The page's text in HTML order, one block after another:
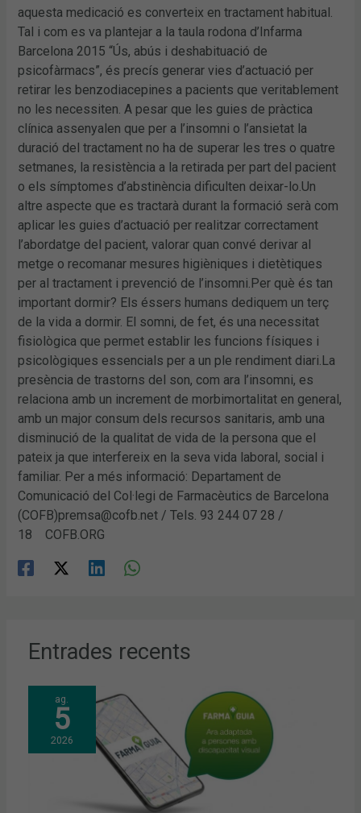
aquesta medicació es converteix en tractament habitual.
Tal i com es va plantejar a la taula rodona d’Infarma
Barcelona 2015 “Ús, abús i deshabituació de
psicofàrmacs”, és precís generar vies d’actuació per
retirar les benzodiacepines a pacients que veritablement
no les necessiten. A pesar que les guies de pràctica
clínica assenyalen que per a l’insomni o l’ansietat la
duració del tractament no ha de superar les tres o quatre
setmanes, la resistència a la retirada per part del pacient
o els símptomes d’abstinència dificulten deixar-lo.Un
altre aspecte que es tractarà durant la formació serà com
aplicar les guies d’actuació per realitzar correctament
l’abordatge del pacient, valorar quan convé derivar al
metge o recomanar mesures higièniques i dietètiques
per al tractament i prevenció de l’insomni.Per què és tan
important dormir? Els éssers humans dediquem un terç
de la vida a dormir. El somni, de fet, és una necessitat
fisiològica que permet establir les funcions físiques i
psicològiques essencials per a un ple rendiment diari.La
presència de trastorns del son, com ara l’insomni, es
relaciona amb un increment de morbimortalitat en general,
amb un major consum dels recursos sanitaris, amb una
disminució de la qualitat de vida de la persona que el
pateix ja que interfereix en la seva vida laboral, social i
familiar. Per a més informació: Departament de
Comunicació del Col·legi de Farmacèutics de Barcelona
(COFB)premsa@cofb.net / Tels. 93 244 07 28 /
18 COFB.ORG
Entrades recents
ag.
5
2026